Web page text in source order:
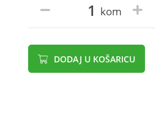
kom
DODAJ U KOŠARICU